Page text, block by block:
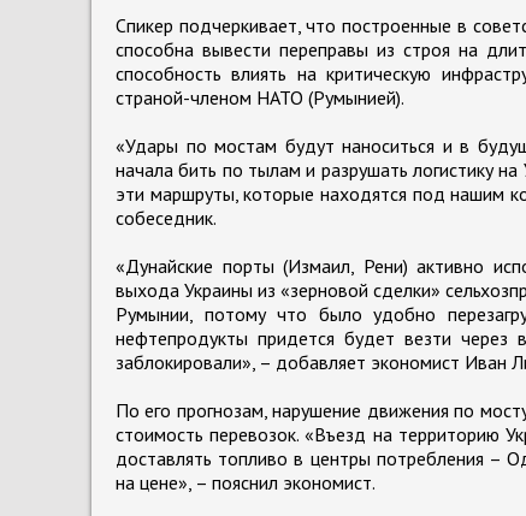
Спикер подчеркивает, что построенные в
способна вывести переправы из строя на
способность влиять на критическую
страной-членом НАТО (Румынией).
«Удары по мостам будут наноситься и в
начала бить по тылам и разрушать логистику
эти маршруты, которые находятся под нашим
собеседник.
«Дунайские порты (Измаил, Рени) активно
выхода Украины из «зерновой сделки»
Румынии, потому что было удобно
нефтепродукты придется будет везти
заблокировали», – добавляет экономист Иван
По его прогнозам, нарушение движения по
стоимость перевозок. «Въезд на территорию
доставлять топливо в центры потребления –
на цене», – пояснил экономист.